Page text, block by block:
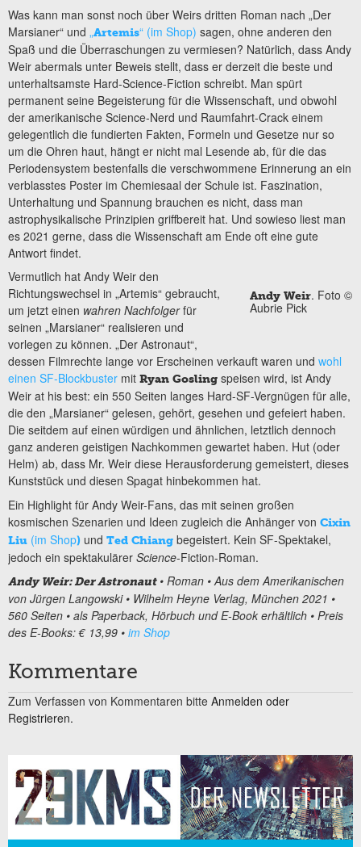
Was kann man sonst noch über Weirs dritten Roman nach „Der
Marsianer“ und „Artemis“ (im Shop) sagen, ohne anderen den
Spaß und die Überraschungen zu vermiesen? Natürlich, dass Andy
Weir abermals unter Beweis stellt, dass er derzeit die beste und
unterhaltsamste Hard-Science-Fiction schreibt. Man spürt
permanent seine Begeisterung für die Wissenschaft, und obwohl
der amerikanische Science-Nerd und Raumfahrt-Crack einem
gelegentlich die fundierten Fakten, Formeln und Gesetze nur so
um die Ohren haut, hängt er nicht mal Lesende ab, für die das
Periodensystem bestenfalls die verschwommene Erinnerung an ein
verblasstes Poster im Chemiesaal der Schule ist. Faszination,
Unterhaltung und Spannung brauchen es nicht, dass man
astrophysikalische Prinzipien griffbereit hat. Und sowieso liest man
es 2021 gerne, dass die Wissenschaft am Ende oft eine gute
Antwort findet.
Andy Weir. Foto ©
Aubrie Pick
Vermutlich hat Andy Weir den
Richtungswechsel in „Artemis“ gebraucht,
um jetzt einen wahren Nachfolgerfür
seinen „Marsianer“ realisieren und
vorlegen zu können. „Der Astronaut“,
dessen Filmrechte lange vor Erscheinen verkauft waren und wohl
einen SF-Blockbuster mit Ryan Gosling speisen wird, ist Andy
Weir at his best: ein 550 Seiten langes Hard-SF-Vergnügen für alle,
die den „Marsianer“ gelesen, gehört, gesehen und gefeiert haben.
Die seitdem auf einen würdigen und ähnlichen, letztlich dennoch
ganz anderen geistigen Nachkommen gewartet haben. Hut (oder
Helm) ab, dass Mr. Weir diese Herausforderung gemeistert, dieses
Kunststück und diesen Spagat hinbekommen hat.
Ein Highlight für Andy Weir-Fans, das mit seinen großen
kosmischen Szenarien und Ideen zugleich die Anhänger von Cixin
Liu (im Shop) und Ted Chiang begeistert. Kein SF-Spektakel,
jedoch ein spektakulärer Science-Fiction-Roman.
Andy Weir: Der Astronaut • Roman • Aus dem Amerikanischen
von Jürgen Langowski • Wilhelm Heyne Verlag, München 2021 •
560 Seiten • als Paperback, Hörbuch und E-Book erhältlich • Preis
des E-Books: € 13,99 • im Shop
Kommentare
Zum Verfassen von Kommentaren bitte Anmelden oder
Registrieren.